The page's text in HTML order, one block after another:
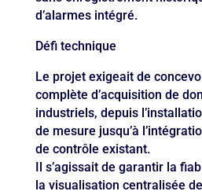
d’alarmes intégré.
Défi technique
Le projet exigeait de
complète d’acquisition de
industriels, depuis
de mesure jusqu’à
de contrôle existant.
Il s’agissait de garantir la
la visualisation centralisée